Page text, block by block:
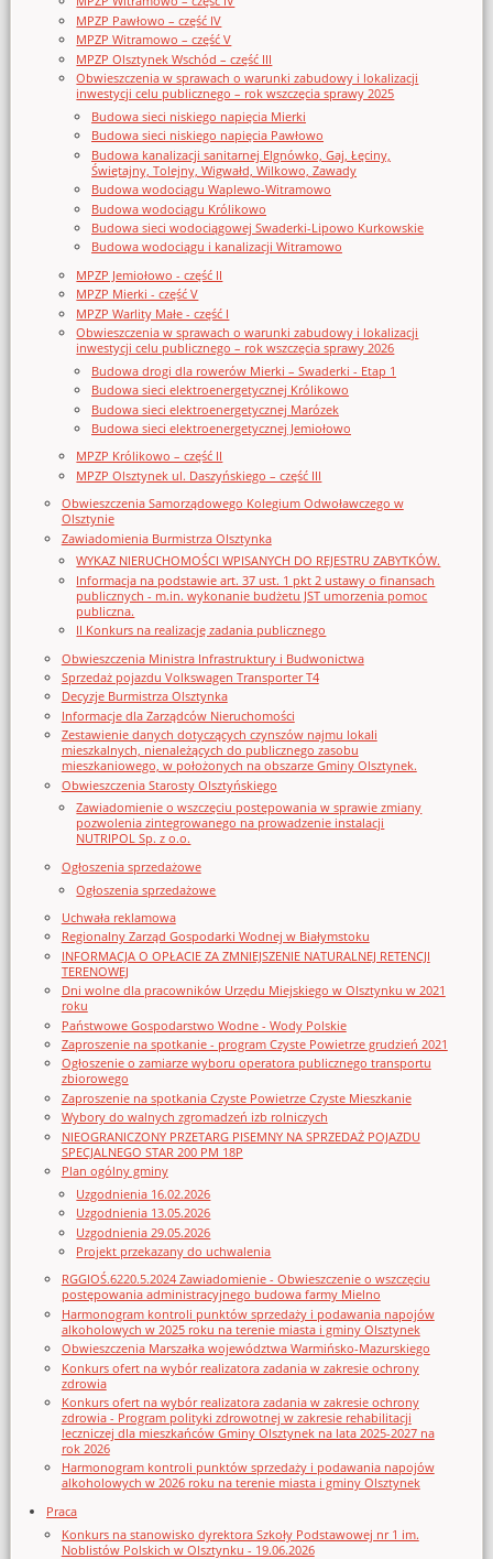
MPZP Pawłowo – część IV
MPZP Witramowo – część V
MPZP Olsztynek Wschód – część III
Obwieszczenia w sprawach o warunki zabudowy i lokalizacji
inwestycji celu publicznego – rok wszczęcia sprawy 2025
Budowa sieci niskiego napięcia Mierki
Budowa sieci niskiego napięcia Pawłowo
Budowa kanalizacji sanitarnej Elgnówko, Gaj, Łęciny,
Świętajny, Tolejny, Wigwałd, Wilkowo, Zawady
Budowa wodociągu Waplewo-Witramowo
Budowa wodociągu Królikowo
Budowa sieci wodociągowej Swaderki-Lipowo Kurkowskie
Budowa wodociągu i kanalizacji Witramowo
MPZP Jemiołowo - część II
MPZP Mierki - część V
MPZP Warlity Małe - część I
Obwieszczenia w sprawach o warunki zabudowy i lokalizacji
inwestycji celu publicznego – rok wszczęcia sprawy 2026
Budowa drogi dla rowerów Mierki – Swaderki - Etap 1
Budowa sieci elektroenergetycznej Królikowo
Budowa sieci elektroenergetycznej Marózek
Budowa sieci elektroenergetycznej Jemiołowo
MPZP Królikowo – część II
MPZP Olsztynek ul. Daszyńskiego – część III
Obwieszczenia Samorządowego Kolegium Odwoławczego w
Olsztynie
Zawiadomienia Burmistrza Olsztynka
WYKAZ NIERUCHOMOŚCI WPISANYCH DO REJESTRU ZABYTKÓW.
Informacja na podstawie art. 37 ust. 1 pkt 2 ustawy o finansach
publicznych - m.in. wykonanie budżetu JST umorzenia pomoc
publiczna.
II Konkurs na realizację zadania publicznego
Obwieszczenia Ministra Infrastruktury i Budwonictwa
Sprzedaż pojazdu Volkswagen Transporter T4
Decyzje Burmistrza Olsztynka
Informacje dla Zarządców Nieruchomości
Zestawienie danych dotyczących czynszów najmu lokali
mieszkalnych, nienależących do publicznego zasobu
mieszkaniowego, w położonych na obszarze Gminy Olsztynek.
Obwieszczenia Starosty Olsztyńskiego
Zawiadomienie o wszczęciu postępowania w sprawie zmiany
pozwolenia zintegrowanego na prowadzenie instalacji
NUTRIPOL Sp. z o.o.
Ogłoszenia sprzedażowe
Ogłoszenia sprzedażowe
Uchwała reklamowa
Regionalny Zarząd Gospodarki Wodnej w Białymstoku
INFORMACJA O OPŁACIE ZA ZMNIEJSZENIE NATURALNEJ RETENCJI
TERENOWEJ
Dni wolne dla pracowników Urzędu Miejskiego w Olsztynku w 2021
roku
Państwowe Gospodarstwo Wodne - Wody Polskie
Zaproszenie na spotkanie - program Czyste Powietrze grudzień 2021
Ogłoszenie o zamiarze wyboru operatora publicznego transportu
zbiorowego
Zaproszenie na spotkania Czyste Powietrze Czyste Mieszkanie
Wybory do walnych zgromadzeń izb rolniczych
NIEOGRANICZONY PRZETARG PISEMNY NA SPRZEDAŻ POJAZDU
SPECJALNEGO STAR 200 PM 18P
Plan ogólny gminy
Uzgodnienia 16.02.2026
Uzgodnienia 13.05.2026
Uzgodnienia 29.05.2026
Projekt przekazany do uchwalenia
RGGIOŚ.6220.5.2024 Zawiadomienie - Obwieszczenie o wszczęciu
postępowania administracyjnego budowa farmy Mielno
Harmonogram kontroli punktów sprzedaży i podawania napojów
alkoholowych w 2025 roku na terenie miasta i gminy Olsztynek
Obwieszczenia Marszałka województwa Warmińsko-Mazurskiego
Konkurs ofert na wybór realizatora zadania w zakresie ochrony
zdrowia
Konkurs ofert na wybór realizatora zadania w zakresie ochrony
zdrowia - Program polityki zdrowotnej w zakresie rehabilitacji
leczniczej dla mieszkańców Gminy Olsztynek na lata 2025-2027 na
rok 2026
Harmonogram kontroli punktów sprzedaży i podawania napojów
alkoholowych w 2026 roku na terenie miasta i gminy Olsztynek
Praca
Konkurs na stanowisko dyrektora Szkoły Podstawowej nr 1 im.
Noblistów Polskich w Olsztynku - 19.06.2026